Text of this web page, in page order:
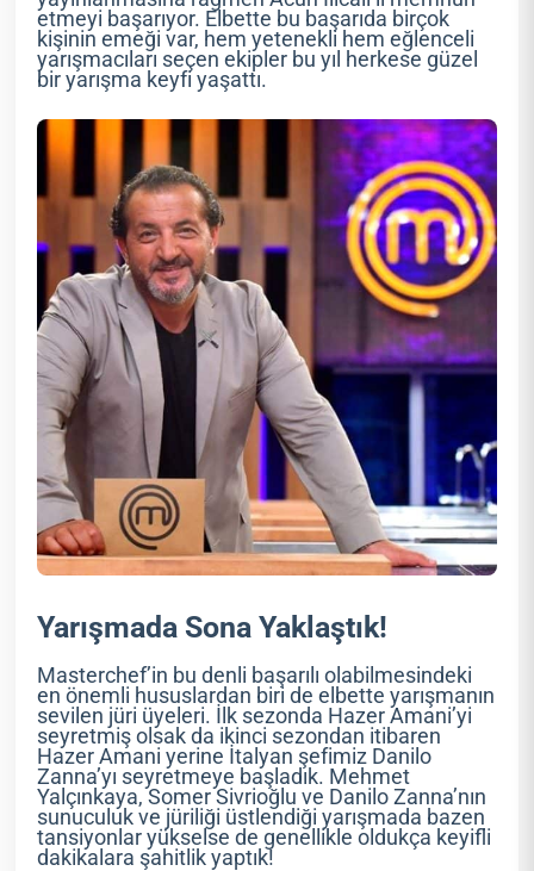
etmeyi başarıyor. Elbette bu başarıda birçok
kişinin emeği var, hem yetenekli hem eğlenceli
yarışmacıları seçen ekipler bu yıl herkese güzel
bir yarışma keyfi yaşattı.
Yarışmada Sona Yaklaştık!
Masterchef’in bu denli başarılı olabilmesindeki
en önemli hususlardan biri de elbette yarışmanın
sevilen jüri üyeleri. İlk sezonda Hazer Amani’yi
seyretmiş olsak da ikinci sezondan itibaren
Hazer Amani yerine İtalyan şefimiz Danilo
Zanna’yı seyretmeye başladık. Mehmet
Yalçınkaya, Somer Sivrioğlu ve Danilo Zanna’nın
sunuculuk ve jüriliği üstlendiği yarışmada bazen
tansiyonlar yükselse de genellikle oldukça keyifli
dakikalara şahitlik yaptık!